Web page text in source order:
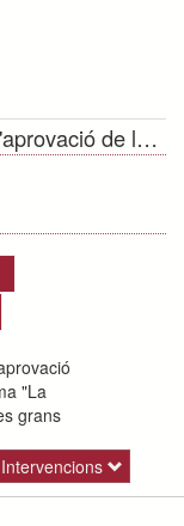
Expedient 3139/2025. Proposta d'aprovació de la diagnosi i del pla d'acció del programa
"La
grans